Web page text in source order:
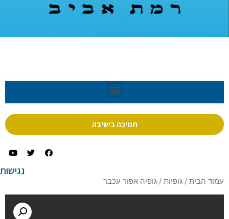
תמיכה בישיבה
נגישות
עמוד הבית / גופיות / גופיה אפור עכבר